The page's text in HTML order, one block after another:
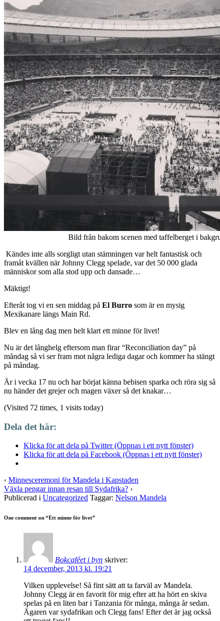
Bild från bakom scenen med taffelberget i
Kändes inte alls sorgligt utan stämningen var helt fantastisk och
framåt kvällen när Johnny Clegg spelade, var det 50 000 glada
människor som alla stod upp och dansade…
Mäktigt!
Efteråt tog vi en sen middag på El Burro som är en mysig
Mexikanare längs Main Rd.
Blev en lång dag men helt klart ett minne för livet!
Nu är det långhelg eftersom man firar “Reconciliation day” på
måndag så vi ser fram mot några lediga dagar och kommer ha stängt
på måndag.
Är i vecka 17 nu och har börjat känna bebisen sparka och röra sig så
nu händer det grejer och magen växer så det knakar…
(Visited 72 times, 1 visits today)
Dela det här:
Klicka för att dela på Twitter (Öppnas i ett nytt fönster)
Klicka för att dela på Facebook (Öppnas i ett nytt fönster)
‹ Minnesceremoni för Mandela i Kapstaden
Växla pengar innan resan till Sydafrika? ›
Publicerad i Uncategorized Taggar: Nelson Mandela
One comment on “Ett minne för livet”
Bokcaféet i byn skriver:
14 december, 2013 kl. 19:21
Vilken upplevelse! Så fint sätt att ta farväl av Mandela.
Johnny Clegg är en favorit för mig efter att ha hört en skiva
spelas på en liten bar i Tanzania för många, många år sedan.
Ägaren var sydafrikan och Clegg fans! Efter det är jag också